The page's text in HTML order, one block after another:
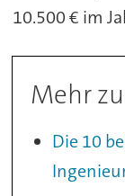
10.500 € im
Mehr
Die 10